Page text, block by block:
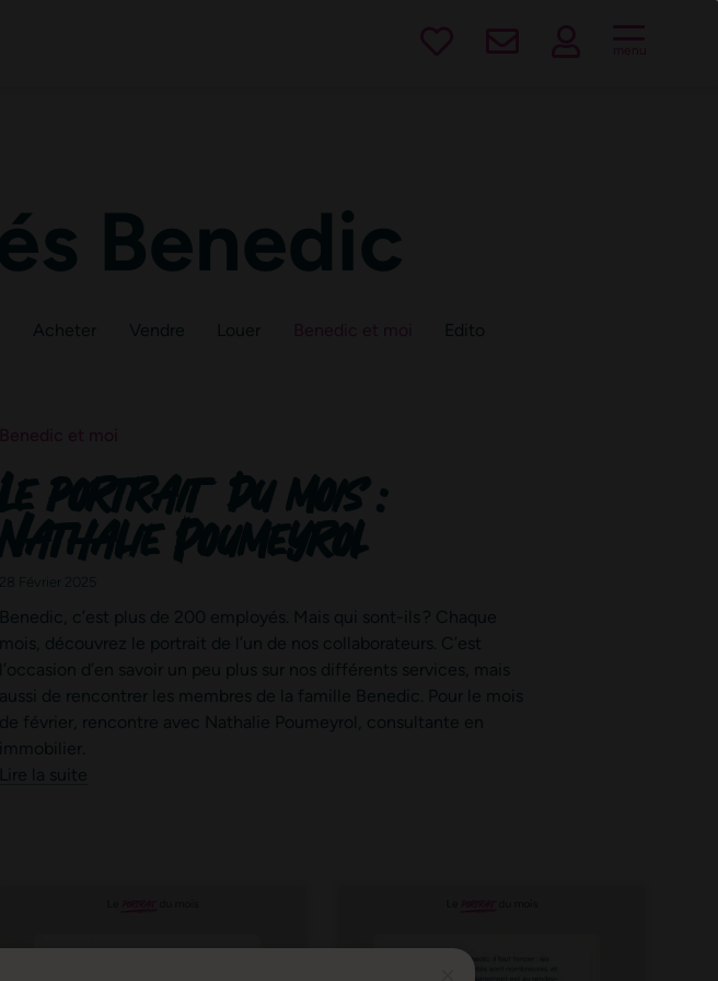
Benedic
Acheter Vendre Louer Edito
Le portrait du mois :
Nathalie Poumeyrol
28 Février 2025
Benedic, c’est plus de 200 employés. Mais qui sont-ils ? Chaque
mois, découvrez le portrait de l’un de nos collaborateurs. C’est
l’occasion d’en savoir un peu plus sur nos différents services, mais
aussi de rencontrer les membres de la famille Benedic. Pour le mois
de février, rencontre avec Nathalie Poumeyrol, consultante en
immobilier.
Lire la suite